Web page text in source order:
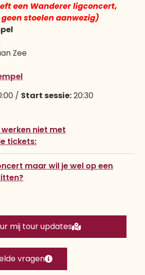
een Wanderer ligconcert,
stoelen aanwezig)
Zee
/ Start sessie:20:30
werken niet met
tickets:
maar wil je wel op een
mij tour updates
vragen